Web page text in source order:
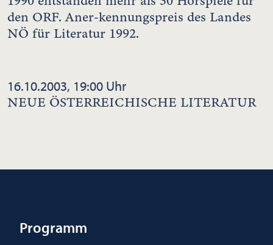
den ORF. Aner-kennungspreis des Landes
NÖ für Literatur 1992.
16.10.2003, 19:00 Uhr
NEUE ÖSTERREICHISCHE LITERATUR
Programm